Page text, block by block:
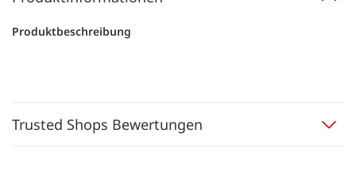
Produktbeschreibung
Trusted Shops Bewertungen